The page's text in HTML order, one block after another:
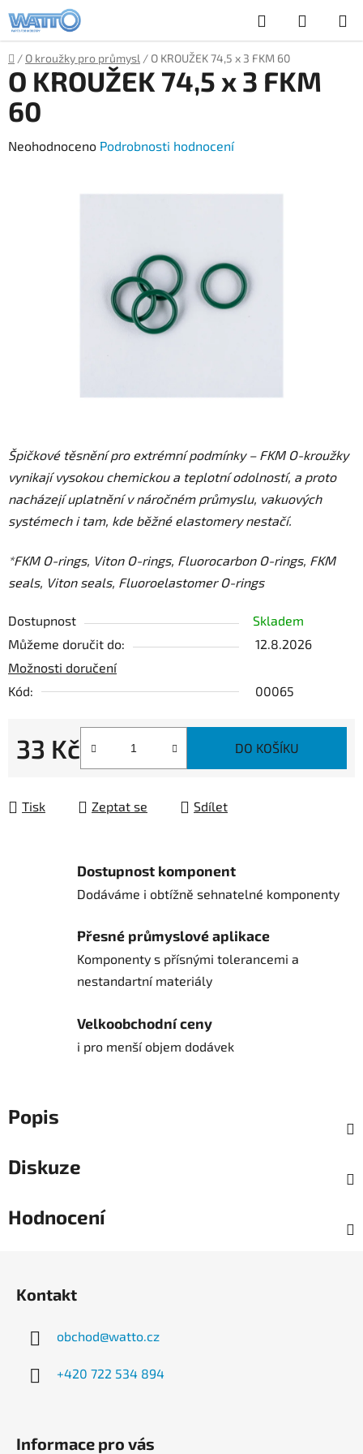
na
obsah
Hledat
KOŠÍK
Domů
/ O kroužky pro průmysl / O KROUŽEK 74,5 x 3 FKM 60
Špičkové těsnění pro extrémní podmínky – FKM O-kroužky
vynikají vysokou chemickou a teplotní odolností, a proto
nacházejí uplatnění v náročném průmyslu, vakuových
systémech i tam, kde běžné elastomery nestačí.
*FKM O-rings, Viton O-rings, Fluorocarbon O-rings, FKM
seals, Viton seals, Fluoroelastomer O-rings
Dostupnost
Skladem
Můžeme doručit do:
12.8.2026
Možnosti doručení
Kód:
00065
33 Kč
Měrná cena:
DO KOŠÍKU
Tisk Zeptat se Sdílet
O KROUŽEK 74,5 x 3 FKM
60
Průměrné
Neohodnoceno Podrobnosti hodnocení
Dostupnost komponent
Dodáváme i obtížně sehnatelné komponenty
Přesné průmyslové aplikace
Komponenty s přísnými tolerancemi a
nestandartní materiály
Velkoobchodní ceny
i pro menší objem dodávek
Popis
Diskuze
Hodnocení
Kontakt
obchod@watto.cz
+420 722 534 894
Informace pro vás